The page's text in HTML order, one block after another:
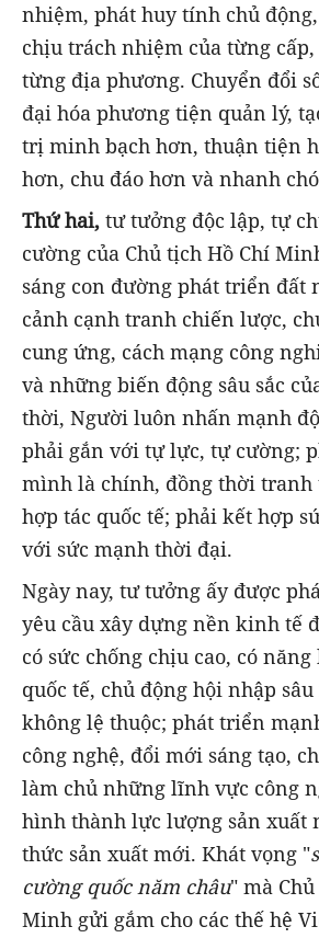
nhiệm, phát huy tính chủ
chịu trách nhiệm của từng
từng địa phương. Chuyển đổi
đại hóa phương tiện quản lý,
trị minh bạch hơn, thuận tiện
hơn, chu đáo hơn và nhanh
Thứ hai, tư tưởng độc lập, tự
cường của Chủ tịch Hồ Chí
sáng con đường phát triển đất
cảnh cạnh tranh chiến lược,
cung ứng, cách mạng công
và những biến động sâu sắc
thời, Người luôn nhấn mạnh
phải gắn với tự lực, tự cường;
mình là chính, đồng thời tranh
hợp tác quốc tế; phải kết hợp
với sức mạnh thời đại.
Ngày nay, tư tưởng ấy được
yêu cầu xây dựng nền kinh tế
có sức chống chịu cao, có
quốc tế, chủ động hội nhập
không lệ thuộc; phát triển
công nghệ, đổi mới sáng tạo,
làm chủ những lĩnh vực công
hình thành lực lượng sản xuất
thức sản xuất mới. Khát vọng "
cường quốc năm châu" mà
Minh gửi gắm cho các thế hệ